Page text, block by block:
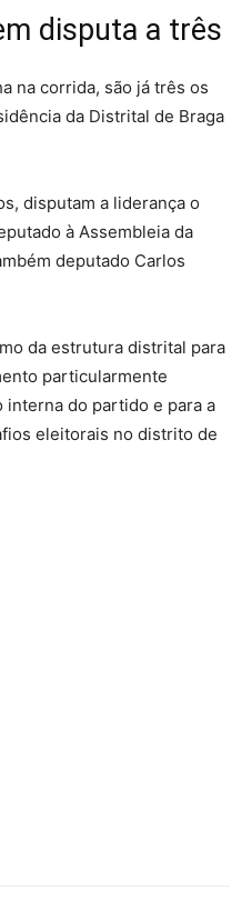
disputa a três
na corrida, são já três os
da Distrital de Braga
disputam a liderança o
à Assembleia da
deputado Carlos
da estrutura distrital para
particularmente
interna do partido e para a
eleitorais no distrito de